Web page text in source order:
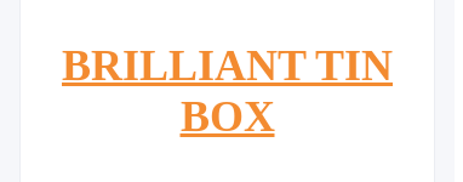
BRILLIANT TIN
BOX